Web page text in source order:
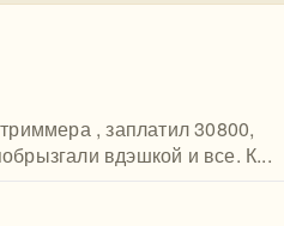
, заплатил 30800,
вдэшкой и все. К...